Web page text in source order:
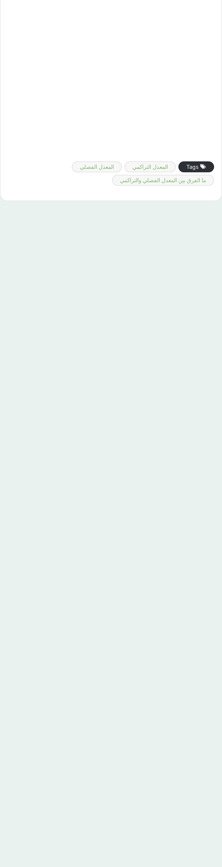
المعدل التراكمي
المعدل الفصلي
ما الفرق بين المعدل الفصلي والتراكمي